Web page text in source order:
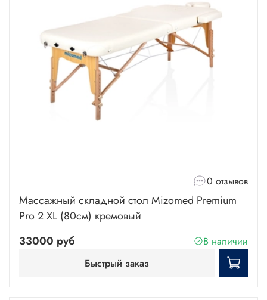
0 отзывов
Массажный складной стол Mizomed Premium
Pro 2 XL (80см) кремовый
33000 руб
В наличии
Быстрый заказ